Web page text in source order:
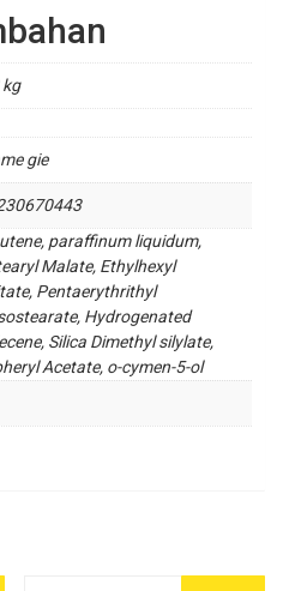
kg
gie
paraffinum liquidum,
Malate, Ethylhexyl
Pentaerythrithyl
Hydrogenated
Silica Dimethyl silylate,
Acetate, o-cymen-5-ol